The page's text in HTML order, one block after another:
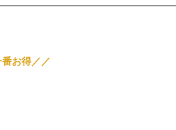
お得／／